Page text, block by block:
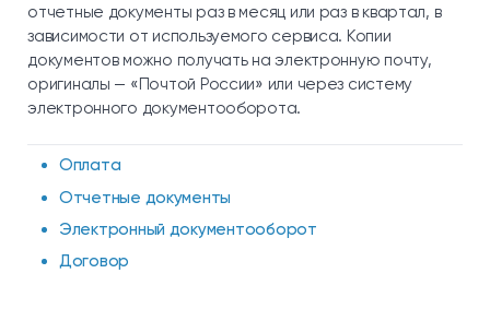
отчетные документы раз в месяц или раз в квартал, в
зависимости от используемого сервиса. Копии
документов можно получать на электронную почту,
оригиналы — «Почтой России» или через систему
электронного документооборота.
Оплата
Отчетные документы
Электронный документооборот
Договор